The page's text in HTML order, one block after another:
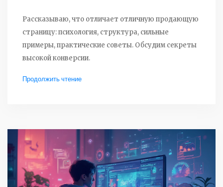
Рассказываю, что отличает отличную продающую
страницу: психология, структура, сильные
примеры, практические советы. Обсудим секреты
высокой конверсии.
Продолжить чтение